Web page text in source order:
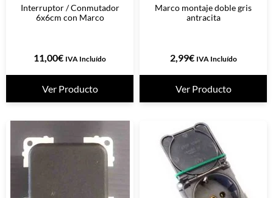
Interruptor / Conmutador
6x6cm con Marco
11,00€ IVA Incluído
Ver Producto
Marco montaje doble gris
antracita
2,99€ IVA Incluído
Ver Producto